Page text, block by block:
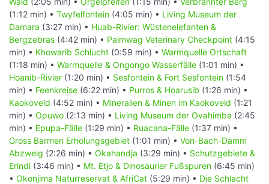
(1:12 min) • Twyfelfontein (4:05 min) • Living Museum der
Damara (3:27 min) • Huab-Rivier: Wüstenelefanten &
Bergzebras (4:42 min) • Palmwag Veterinary Checkpoint (4:15
min) • Khowarib Schlucht (0:59 min) • Warmquelle Ortschaft
(1:18 min) • Warmquelle & Ongongo Wasserfälle (1:01 min) •
Hoanib-Rivier (1:20 min) • Sesfontein & Fort Sesfontein (1:54
min) • Feenkreise (6:22 min) • Purros & Hoarusib (1:26 min) •
Kaokoveld (4:52 min) • Mineralien & Minen im Kaokoveld (1:21
min) • Opuwo (2:13 min) • Living Museum der Ovahimba (2:45
min) • Epupa-Fälle (1:29 min) • Ruacana-Fälle (1:37 min) •
Gross Barmen Erholungsgebiet (1:01 min) • Von-Bach-Damm
Abzweig (2:26 min) • Okahandja (3:29 min) • Schutzgebiete &
Erindi (3:46 min) • Mt. Etjo & Dinosaurier Fußspuren (6:45 min)
• Okonjima Naturreservat & AfriCat (5:29 min) • Die Schlacht